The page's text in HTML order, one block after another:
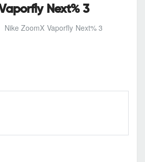
Nike ZoomX Vaporfly Next% 3
Next% 3